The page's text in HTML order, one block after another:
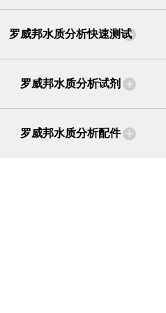
罗威邦水质分析快速测试
罗威邦水质分析试剂
罗威邦水质分析配件